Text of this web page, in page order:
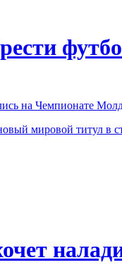
на Чемпионате
мировой титул в